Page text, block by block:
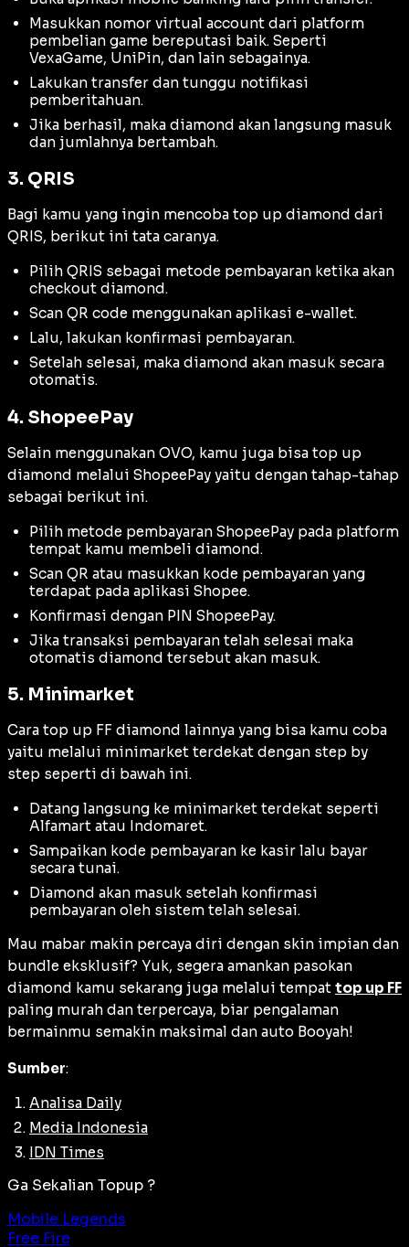
Masukkan nomor virtual account dari platform
pembelian game bereputasi baik. Seperti
VexaGame, UniPin, dan lain sebagainya.
Lakukan transfer dan tunggu notifikasi
pemberitahuan.
Jika berhasil, maka diamond akan langsung masuk
dan jumlahnya bertambah.
3. QRIS
Bagi kamu yang ingin mencoba top up diamond dari
QRIS, berikut ini tata caranya.
Pilih QRIS sebagai metode pembayaran ketika akan
checkout diamond.
Scan QR code menggunakan aplikasi e-wallet.
Lalu, lakukan konfirmasi pembayaran.
Setelah selesai, maka diamond akan masuk secara
otomatis.
4. ShopeePay
Selain menggunakan OVO, kamu juga bisa top up
diamond melalui ShopeePay yaitu dengan tahap-tahap
sebagai berikut ini.
Pilih metode pembayaran ShopeePay pada platform
tempat kamu membeli diamond.
Scan QR atau masukkan kode pembayaran yang
terdapat pada aplikasi Shopee.
Konfirmasi dengan PIN ShopeePay.
Jika transaksi pembayaran telah selesai maka
otomatis diamond tersebut akan masuk.
5. Minimarket
Cara top up FF diamond lainnya yang bisa kamu coba
yaitu melalui minimarket terdekat dengan step by
step seperti di bawah ini.
Datang langsung ke minimarket terdekat seperti
Alfamart atau Indomaret.
Sampaikan kode pembayaran ke kasir lalu bayar
secara tunai.
Diamond akan masuk setelah konfirmasi
pembayaran oleh sistem telah selesai.
Mau mabar makin percaya diri dengan skin impian dan
bundle eksklusif? Yuk, segera amankan pasokan
diamond kamu sekarang juga melalui tempat top up FF
paling murah dan terpercaya, biar pengalaman
bermainmu semakin maksimal dan auto Booyah!
Sumber:
Analisa Daily
Media Indonesia
IDN Times
Ga Sekalian Topup ?
Mobile Legends
Free Fire